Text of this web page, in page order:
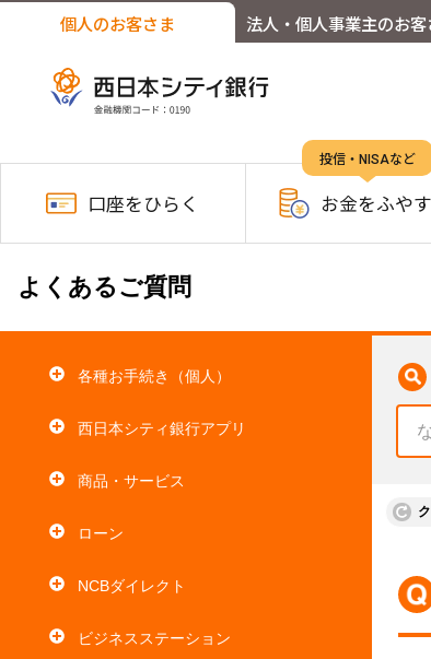
個人のお客さま 法人・個人事業主のお客
口座を ひらく
投信・NISAなど
お金をふやす
よくあるご質問
各種お手続き（個人）
西日本シティ銀行アプリ
商品・サービス
ローン
NCBダイレクト
ビジネスステーション